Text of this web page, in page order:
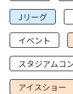
Jリーグ
イベント
スタジアムコ
アイスショー